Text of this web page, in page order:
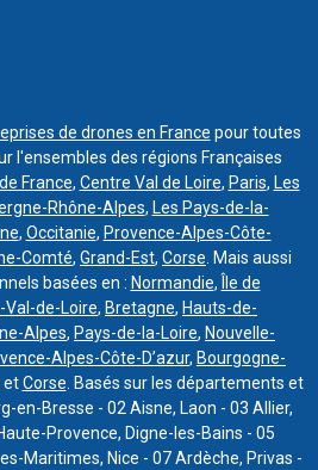
de drones en France pour toutes
l'ensembles des régions Françaises
de France, Centre Val de Loire, Paris, Les
Rhône-Alpes, Les Pays-de-la-
, Occitanie, Provence-Alpes-Côte-
Comté, Grand-Est, Corse . Mais aussi
basées en : Normandie,
Île de
Val-de-Loire, Bretagne, Hauts-de-
Alpes, Pays-de-la-Loire, Nouvelle-
Alpes-Côte-D’azur, Bourgogne-
etCorse . Basés sur les départements et
en-Bresse - 02 Aisne, Laon - 03 Allier,
Provence, Digne-les-Bains - 05
Maritimes, Nice - 07 Ardèche, Privas -